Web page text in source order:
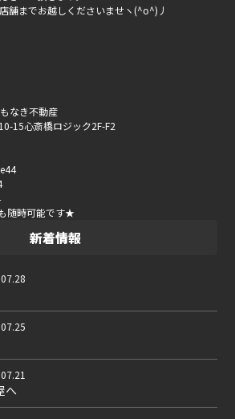
舗までお越しくださいませヽ(^o^)丿
なき不動産
15心斎橋ロジック2F-F2
随時可能です★
新着情報
へ